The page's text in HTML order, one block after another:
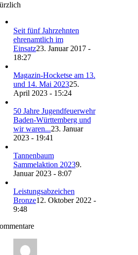
Seit fünf Jahrzehnten
ehrenamtlich im
Einsatz23. Januar 2017 -
18:27
Magazin-Hocketse am 13.
und 14. Mai 202325.
April 2023 - 15:24
50 Jahre Jugendfeuerwehr
Baden-Württemberg und
wir waren...23. Januar
2023 - 19:41
Tannenbaum
Sammelaktion 20239.
Januar 2023 - 8:07
Leistungsabzeichen
Bronze12. Oktober 2022 -
9:48